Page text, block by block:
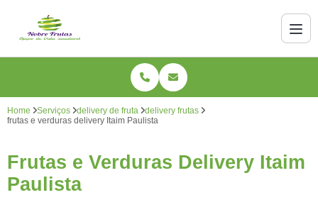
Home Serviços delivery de fruta
delivery frutas
frutas e verduras delivery Itaim Paulista
Frutas e Verduras Delivery Itaim
Paulista